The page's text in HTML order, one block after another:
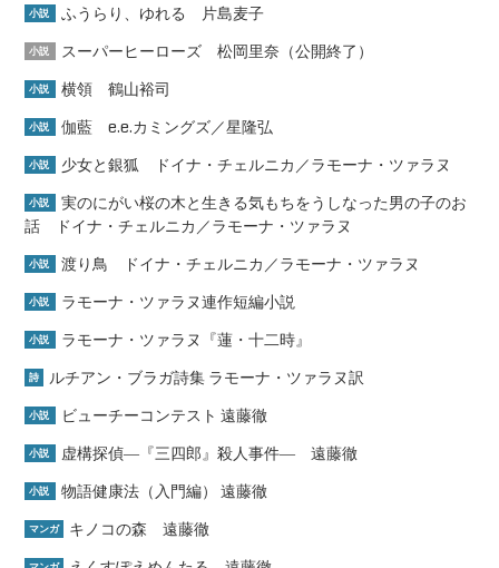
小説 ふうらり、ゆれる 片島麦子
小説 スーパーヒーローズ 松岡里奈（公開終了）
小説 横領 鶴山裕司
小説 伽藍 e.e.カミングズ／星隆弘
小説 少女と銀狐 ドイナ・チェルニカ／ラモーナ・ツァラヌ
小説
実のにがい桜の木と生きる気もちをうしなった男の子のお
話 ドイナ・チェルニカ／ラモーナ・ツァラヌ
小説 渡り鳥 ドイナ・チェルニカ／ラモーナ・ツァラヌ
小説 ラモーナ・ツァラヌ連作短編小説
小説 ラモーナ・ツァラヌ『蓮・十二時』
詩 ルチアン・ブラガ詩集 ラモーナ・ツァラヌ訳
小説 ビューチーコンテスト 遠藤徹
小説 虚構探偵―『三四郎』殺人事件― 遠藤徹
小説 物語健康法（入門編） 遠藤徹
マンガ キノコの森 遠藤徹